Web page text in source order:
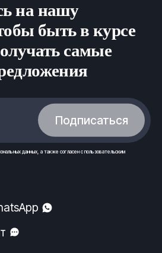
на нашу
быть в курсе
самые
Подписаться
данных , а также согласен спользовательским